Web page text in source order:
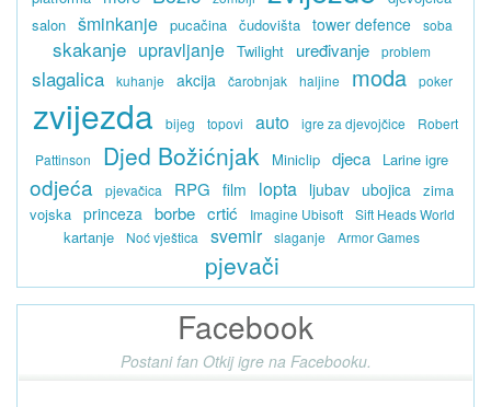
salon
šminkanje pucačina čudovišta tower defence soba
skakanje upravljanje Twilight uređivanje problem
slagalica kuhanje akcija čarobnjak haljine moda poker
zvijezda bijeg topovi auto igre za djevojčice
Robert
Pattinson
Djed Božićnjak Miniclip djeca Larine igre
odjeća pjevačica RPG film lopta ljubav ubojica zima
vojska
princeza borbe crtić Imagine Ubisoft Sift Heads World
kartanje Noć vještica svemir slaganje Armor Games
pjevači
Facebook
Postani fan Otkij igre na Facebooku.